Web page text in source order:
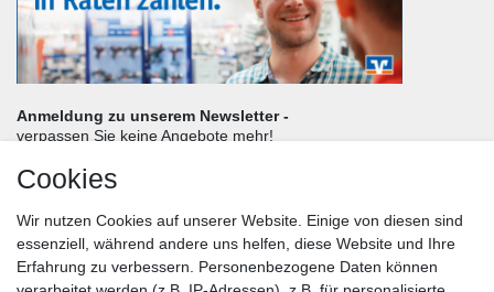
Anmeldung zu unserem Newsletter -
verpassen Sie keine Angebote mehr!
Nachname*
Cookies
Wir nutzen Cookies auf unserer Website. Einige von diesen sind
essenziell, während andere uns helfen, diese Website und Ihre
Erfahrung zu verbessern. Personenbezogene Daten können